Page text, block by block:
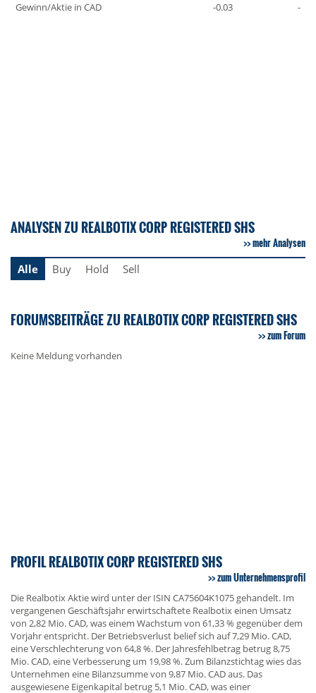
Gewinn/Aktie in CAD
-0.03 -
ANALYSEN ZU REALBOTIX CORP REGISTERED SHS
mehr Analysen
Alle
Buy Hold Sell
FORUMSBEITRÄGE ZU REALBOTIX CORP REGISTERED SHS
zum Forum
Keine Meldung vorhanden
PROFIL REALBOTIX CORP REGISTERED SHS
zum Unternehmensprofil
Die Realbotix Aktie wird unter der ISIN CA75604K1075 gehandelt. Im
vergangenen Geschäftsjahr erwirtschaftete Realbotix einen Umsatz
von 2,82 Mio. CAD, was einem Wachstum von 61,33 % gegenüber dem
Vorjahr entspricht. Der Betriebsverlust belief sich auf 7,29 Mio. CAD,
eine Verschlechterung von 64,8 %. Der Jahresfehlbetrag betrug 8,75
Mio. CAD, eine Verbesserung um 19,98 %. Zum Bilanzstichtag wies das
Unternehmen eine Bilanzsumme von 9,87 Mio. CAD aus. Das
ausgewiesene Eigenkapital betrug 5,1 Mio. CAD, was einer